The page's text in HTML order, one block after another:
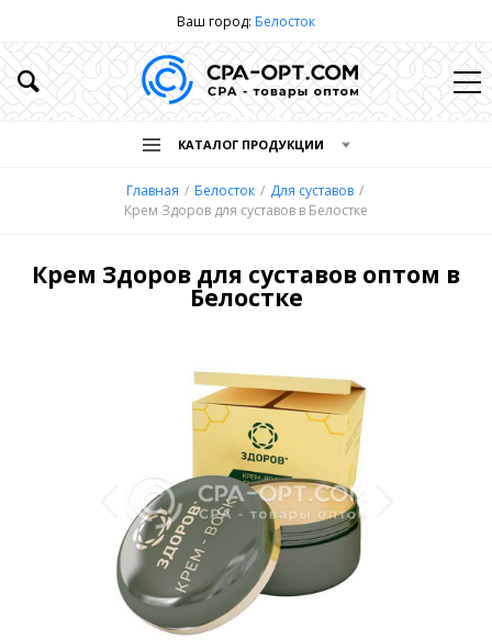
Ваш город: Белосток
КАТАЛОГ ПРОДУКЦИИ
Главная Белосток
Для суставов
Крем Здоров для суставов в Белостке
Крем Здоров для суставов оптом в
Белостке